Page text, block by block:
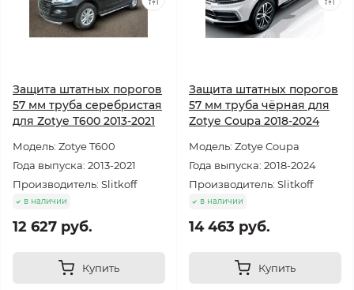
Защита штатных порогов
57 мм труба серебристая
для Zotye T600 2013-2021
Модель: Zotye T600
Года выпуска: 2013-2021
Производитель: Slitkoff
в наличии
12 627 руб.
Купить
Защита штатных порогов
57 мм труба чёрная для
Zotye Coupa 2018-2024
Модель: Zotye Coupa
Года выпуска: 2018-2024
Производитель: Slitkoff
в наличии
14 463 руб.
Купить